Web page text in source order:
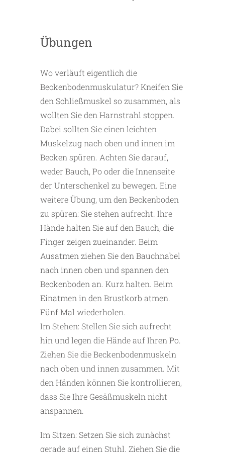
Übungen
Wo verläuft eigentlich die
Beckenbodenmuskulatur? Kneifen Sie
den Schließmuskel so zusammen, als
wollten Sie den Harnstrahl stoppen.
Dabei sollten Sie einen leichten
Muskelzug nach oben und innen im
Becken spüren. Achten Sie darauf,
weder Bauch, Po oder die Innenseite
der Unterschenkel zu bewegen. Eine
weitere Übung, um den Beckenboden
zu spüren: Sie stehen aufrecht. Ihre
Hände halten Sie auf den Bauch, die
Finger zeigen zueinander. Beim
Ausatmen ziehen Sie den Bauchnabel
nach innen oben und spannen den
Beckenboden an. Kurz halten. Beim
Einatmen in den Brustkorb atmen.
Fünf Mal wiederholen.
Im Stehen: Stellen Sie sich aufrecht
hin und legen die Hände auf Ihren Po.
Ziehen Sie die Beckenbodenmuskeln
nach oben und innen zusammen. Mit
den Händen können Sie kontrollieren,
dass Sie Ihre Gesäßmuskeln nicht
anspannen.
Im Sitzen: Setzen Sie sich zunächst
gerade auf einen Stuhl. Ziehen Sie die